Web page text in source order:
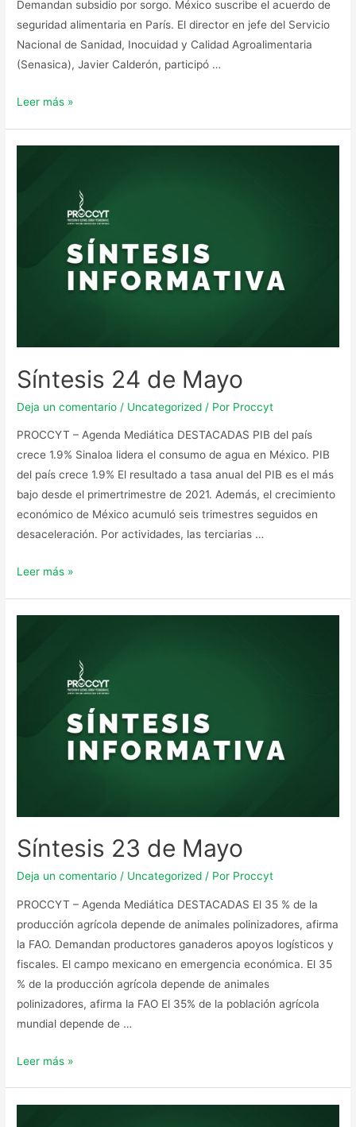
Demandan subsidio por sorgo. México suscribe el acuerdo de
seguridad alimentaria en París. El director en jefe del Servicio
Nacional de Sanidad, Inocuidad y Calidad Agroalimentaria
(Senasica), Javier Calderón, participó …
Leer más »
Síntesis 24 de Mayo
Deja un comentario / Uncategorized / Por Proccyt
PROCCYT – Agenda Mediática DESTACADAS PIB del país
crece 1.9% Sinaloa lidera el consumo de agua en México. PIB
del país crece 1.9% El resultado a tasa anual del PIB es el más
bajo desde el primertrimestre de 2021. Además, el crecimiento
económico de México acumuló seis trimestres seguidos en
desaceleración. Por actividades, las terciarias …
Leer más »
Síntesis 23 de Mayo
Deja un comentario / Uncategorized / Por Proccyt
PROCCYT – Agenda Mediática DESTACADAS El 35 % de la
producción agrícola depende de animales polinizadores, afirma
la FAO. Demandan productores ganaderos apoyos logísticos y
fiscales. El campo mexicano en emergencia económica. El 35
% de la producción agrícola depende de animales
polinizadores, afirma la FAO El 35% de la población agrícola
mundial depende de …
Leer más »